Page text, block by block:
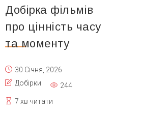
Добірка фільмів
про цінність часу
та моменту
30 Січня, 2026
Добірки
244
7 хв читати